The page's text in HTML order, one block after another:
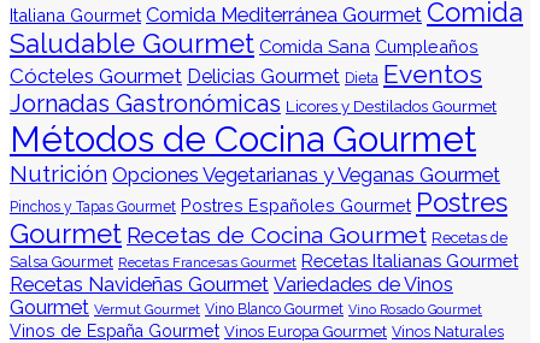
Italiana Gourmet Comida Mediterránea Gourmet Comida
Saludable Gourmet Comida Sana Cumpleaños
Cócteles Gourmet Delicias Gourmet Dieta Eventos
Jornadas Gastronómicas Licores y Destilados Gourmet
Métodos de Cocina Gourmet
Nutrición Opciones Vegetarianas y Veganas Gourmet
Pinchos y Tapas Gourmet Postres Españoles Gourmet Postres
Gourmet Recetas de Cocina Gourmet Recetas de
Salsa Gourmet Recetas Francesas Gourmet Recetas Italianas Gourmet
Recetas Navideñas Gourmet Variedades de Vinos
Gourmet Vermut Gourmet Vino Blanco Gourmet Vino Rosado Gourmet
Vinos de España Gourmet Vinos Europa Gourmet Vinos Naturales